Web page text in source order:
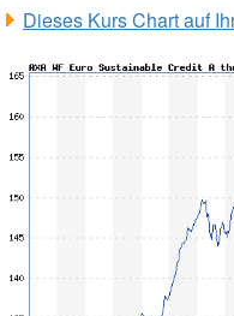
Dieses Kurs Chart auf